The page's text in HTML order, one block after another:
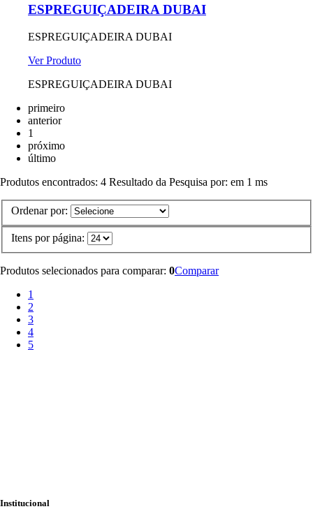
ESPREGUIÇADEIRA DUBAI
ESPREGUIÇADEIRA DUBAI
Ver Produto
ESPREGUIÇADEIRA DUBAI
primeiro
anterior
1
próximo
último
Produtos encontrados: 4 Resultado da Pesquisa por: em 1 ms
Ordenar por:
Itens por página:
Produtos selecionados para comparar: 0Comparar
1
2
3
4
5
Institucional